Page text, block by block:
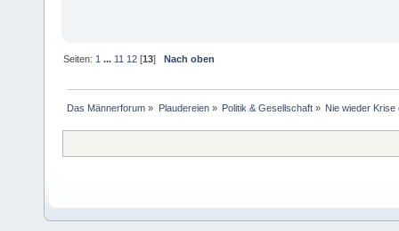
Seiten: 1 ... 11 12 [13]Nach oben
Das Männerforum » Plaudereien» Politik & Gesellschaft» Nie wieder